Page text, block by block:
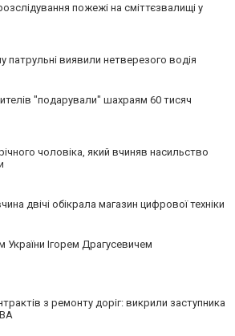
пожежі на сміттєзвалищі у
патрульні виявили нетверезого водія
"подарували" шахраям 60 тисяч
чоловіка, який вчиняв насильство
двічі обікрала магазин цифрової техніки
України Ігорем Драгусевичем
з ремонту доріг: викрили заступника